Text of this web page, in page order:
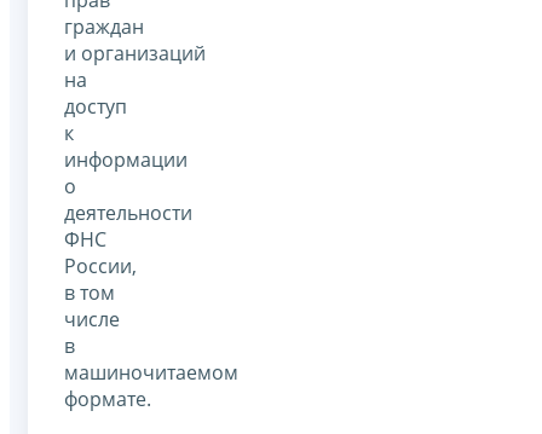
граждан
и организаций
на
доступ
к
информации
о
деятельности
ФНС
России,
в том
числе
в
машиночитаемом
формате.